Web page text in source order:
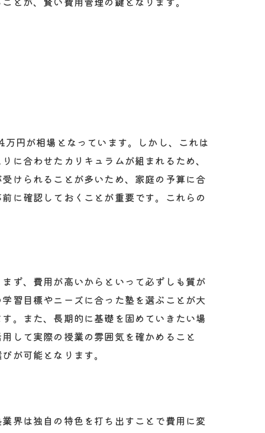
円が相場となっています。しかし、これは
に合わせたカリキュラムが組まれるため、
けられることが多いため、家庭の予算に合
に確認しておくことが重要です。これらの
ず、費用が高いからといって必ずしも質が
習目標やニーズに合った塾を選ぶことが大
。また、長期的に基礎を固めていきたい場
して実際の授業の雰囲気を確かめること
が可能となります。
界は独自の特色を打ち出すことで費用に変